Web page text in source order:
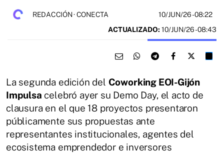
REDACCIÓN · CONECTA 10/JUN/26- 08:22
ACTUALIZADO: 10/JUN/26 - 08:43
La segunda edición del Coworking EOI-Gijón
Impulsa celebró ayer su Demo Day, el acto de
clausura en el que 18 proyectos presentaron
públicamente sus propuestas ante
representantes institucionales, agentes del
ecosistema emprendedor e inversores